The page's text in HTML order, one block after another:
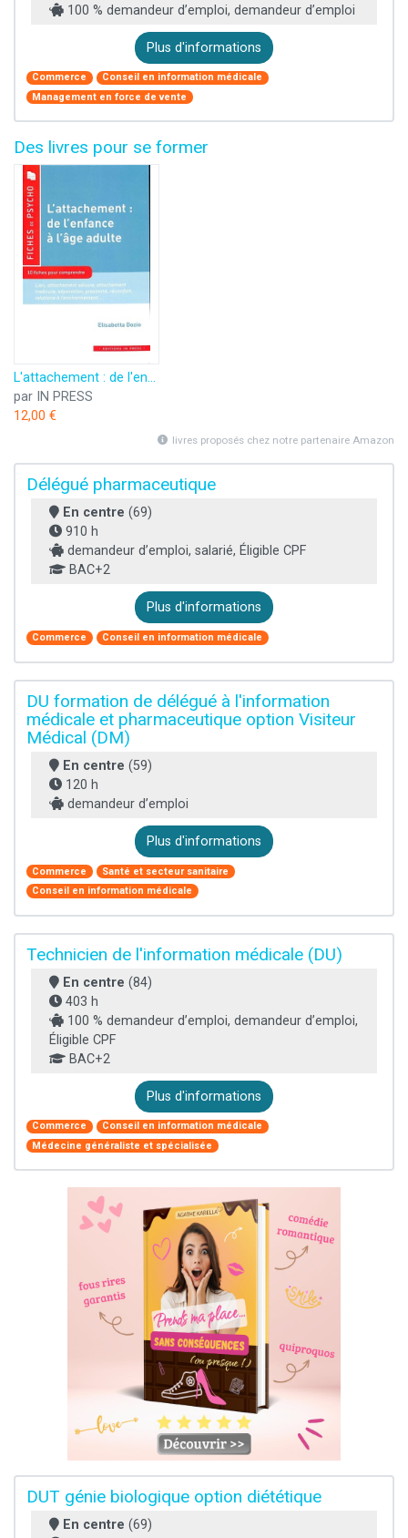
100 % demandeur d’emploi, demandeur d’emploi
Plus d'informations
Commerce
Conseil en information médicale
Management en force de vente
Des livres pour se former
L'attachement : de l'enfance à l'âge adulte: Fiches de psycho
par IN PRESS
12,00 €
livres proposés chez notre partenaire Amazon
Délégué pharmaceutique
En centre (69)
910 h
demandeur d’emploi, salarié, Éligible CPF
BAC+2
Plus d'informations
Commerce Conseil en information médicale
DU formation de délégué à l'information
médicale et pharmaceutique option Visiteur
Médical (DM)
En centre (59)
120 h
demandeur d’emploi
Plus d'informations
Commerce
Santé et secteur sanitaire
Conseil en information médicale
Technicien de l'information médicale (DU)
En centre (84)
403 h
100 % demandeur d’emploi, demandeur d’emploi,
Éligible CPF
BAC+2
Plus d'informations
Commerce
Conseil en information médicale
Médecine généraliste et spécialisée
DUT génie biologique option diététique
En centre (69)